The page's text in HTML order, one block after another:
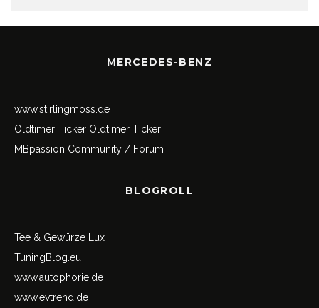
MERCEDES-BENZ
www.stirlingmoss.de
Oldtimer Ticker Oldtimer Ticker
MBpassion Community / Forum
BLOGROLL
Tee & Gewürze Lux
TuningBlog.eu
www.autophorie.de
www.evtrend.de